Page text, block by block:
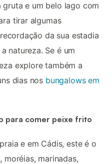
gruta e um belo lago com
tirar algumas
da sua estadia
natureza. Se é um
explore também a
dias nos bungalows em
para comer peixe frito
e em Cádis, este é o
marinadas,